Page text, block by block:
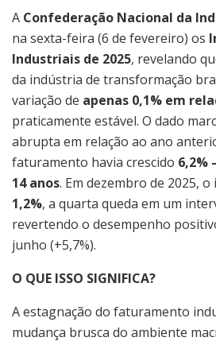
A Confederação Nacional da
na sexta-feira (6 de fevereiro) os
Industriais de 2025, revelando
da indústria de transformação
variação de apenas 0,1% em
praticamente estável. O dado
abrupta em relação ao ano
faturamento havia crescido 6,2%
14 anos. Em dezembro de 2025,
1,2%, a quarta queda em um
revertendo o desempenho
junho (+5,7%).
O QUE ISSO SIGNIFICA?
A estagnação do faturamento
mudança brusca do ambiente